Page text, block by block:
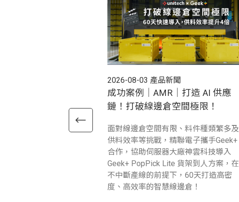
2026-08-03 產品新聞
成功案例｜AMR｜打造 AI 供應
鏈！打破線邊倉空間極限！
面對線邊倉空間有限、料件種類繁多及
供料效率等挑戰，精聯電子攜手Geek+
合作，協助伺服器大廠神雲科技導入
Geek+ PopPick Lite 貨架到人方案，在
不中斷產線的前提下，60天打造高密
度、高效率的智慧線邊倉！